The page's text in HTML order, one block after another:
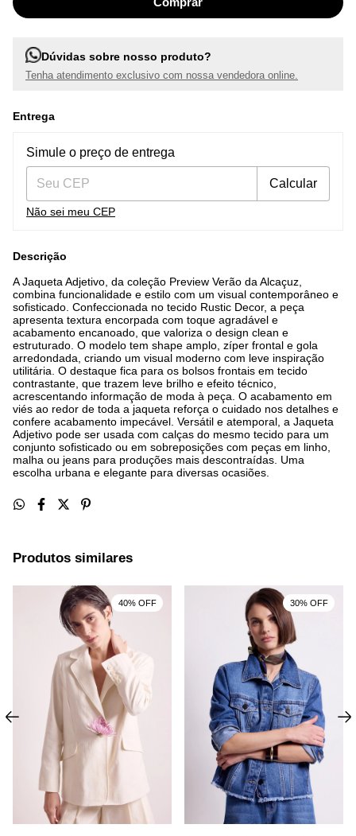
Dúvidas sobre nosso produto?
Tenha atendimento exclusivo com nossa vendedora online.
Entrega
Entregas para o CEP:
Simule o preço de entrega
Calcular
Não sei meu CEP
Descrição
A Jaqueta Adjetivo, da coleção Preview Verão da Alcaçuz,
combina funcionalidade e estilo com um visual contemporâneo e
sofisticado. Confeccionada no tecido Rustic Decor, a peça
apresenta textura encorpada com toque agradável e
acabamento encanoado, que valoriza o design clean e
estruturado. O modelo tem shape amplo, zíper frontal e gola
arredondada, criando um visual moderno com leve inspiração
utilitária. O destaque fica para os bolsos frontais em tecido
contrastante, que trazem leve brilho e efeito técnico,
acrescentando informação de moda à peça. O acabamento em
viés ao redor de toda a jaqueta reforça o cuidado nos detalhes e
confere acabamento impecável. Versátil e atemporal, a Jaqueta
Adjetivo pode ser usada com calças do mesmo tecido para um
conjunto sofisticado ou em sobreposições com peças em linho,
malha ou jeans para produções mais descontraídas. Uma
escolha urbana e elegante para diversas ocasiões.
Produtos similares
40% OFF 30% OFF